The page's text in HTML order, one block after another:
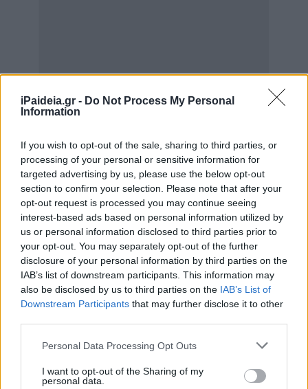
iPaideia.gr - Do Not Process My Personal
Information
If you wish to opt-out of the sale, sharing to third parties, or
processing of your personal or sensitive information for
targeted advertising by us, please use the below opt-out
section to confirm your selection. Please note that after your
opt-out request is processed you may continue seeing
interest-based ads based on personal information utilized by
us or personal information disclosed to third parties prior to
your opt-out. You may separately opt-out of the further
disclosure of your personal information by third parties on the
IAB’s list of downstream participants. This information may
also be disclosed by us to third parties on the IAB’s List of
Downstream Participants that may further disclose it to other
Please note that this website/app uses one or more Google
not limited to your visit or usage behaviour. You may click to
grant or deny consent to Google and its third-party tags to
Personal Data Processing Opt Outs
I want to opt-out of the Sharing of my
personal data.
Η πληρωμή των επάθλων γίνεται από την Ανεξάρτητη